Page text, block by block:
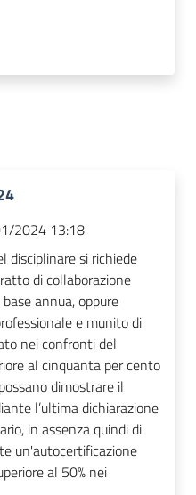
2024 13:18
disciplinare si richiede
di collaborazione
annua, oppure
e munito di
nei confronti del
al cinquanta per cento
dimostrare il
l’ultima dichiarazione
in assenza quindi di
un'autocertificazione
al 50% nei